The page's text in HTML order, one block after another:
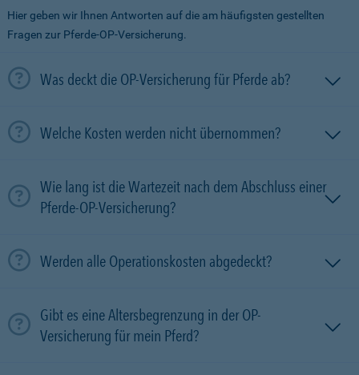
Hier geben wir Ihnen Antworten auf die am häufigsten gestellten
Fragen zur Pferde-OP-Versicherung.
Was deckt die OP-Versicherung für Pferde ab?
Welche Kosten werden nicht übernommen?
Wie lang ist die Wartezeit nach dem Abschluss einer
Pferde-OP-Versicherung?
Werden alle Operationskosten abgedeckt?
Gibt es eine Altersbegrenzung in der OP-
Versicherung für mein Pferd?